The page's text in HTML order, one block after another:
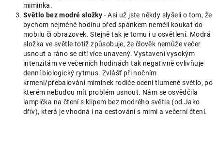
miminka.
Světlo bez modré složky - Asi už jste někdy slyšeli o tom, že
bychom nejméně hodinu před spánkem neměli koukat do
mobilu či obrazovek. Stejně tak je tomu i u osvětlení. Modrá
složka ve světle totiž způsobuje, že člověk nemůže večer
usnout a ráno se cítí více unavený. Vystavení vysokým
intenzitám ve večerních hodinách tak negativně ovlivňuje
denní biologický rytmus. Zvlášť při nočním
krmení/přebalování miminek rodiče ocení tlumené světlo, po
kterém nebudou mít problém usnout. Nám se osvědčila
lampička na čtení s klipem bez modrého světla (od Jako
dřív), která je vhodná i na cestování s mimi a večerní čtení.